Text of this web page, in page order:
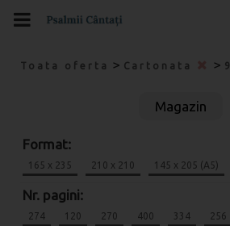
Toata oferta > Cartonata >
Magazin
Format:
165 x 235 210 x 210 145 x 205 (A5)
Nr. pagini:
274 120 270 400 334 256